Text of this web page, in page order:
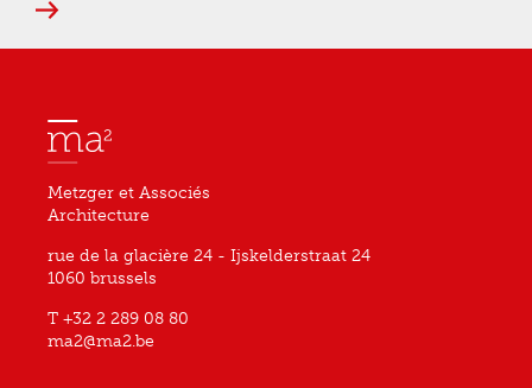
Metzger et Associés
Architecture
rue de la glacière 24 - Ijskelderstraat 24
1060 brussels
T +32 2 289 08 80
ma2@ma2.be